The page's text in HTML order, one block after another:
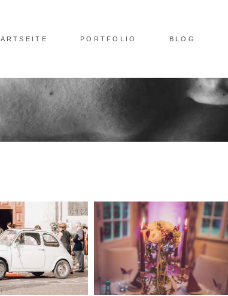
PORTFOLIO BLOG